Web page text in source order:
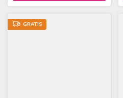
GRATIS